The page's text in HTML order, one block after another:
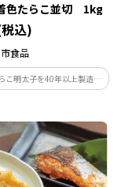
色たらこ並切 1kg
込)
食品
こ明太子を40年以上製造し
品が作るたらこです。製造の
のだけを集めたお得用商品
フト品と変わらずお得な価格
で。